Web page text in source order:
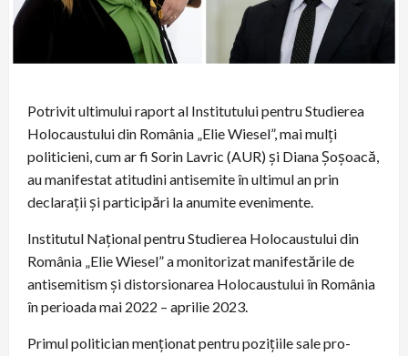
Potrivit ultimului raport al Institutului pentru Studierea
Holocaustului din România „Elie Wiesel”, mai mulți
politicieni, cum ar fi Sorin Lavric (AUR) și Diana Șoșoacă,
au manifestat atitudini antisemite în ultimul an prin
declarații și participări la anumite evenimente.
Institutul Național pentru Studierea Holocaustului din
România „Elie Wiesel” a monitorizat manifestările de
antisemitism și distorsionarea Holocaustului în România
în perioada mai 2022 – aprilie 2023.
Primul politician menționat pentru pozițiile sale pro-